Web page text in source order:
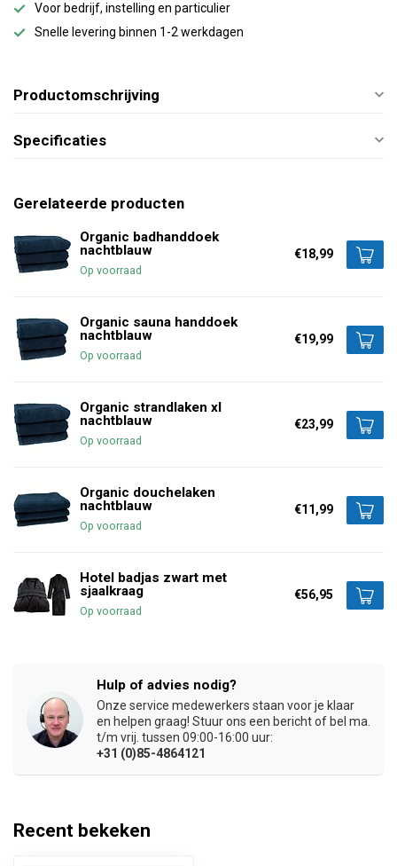
Voor bedrijf, instelling en particulier
Snelle levering binnen 1-2 werkdagen
Productomschrijving
Specificaties
Gerelateerde producten
Organic badhanddoek
nachtblauw
Op voorraad
€18,99
Organic sauna handdoek
nachtblauw
Op voorraad
€19,99
Organic strandlaken xl
nachtblauw
Op voorraad
€23,99
Organic douchelaken
nachtblauw
Op voorraad
€11,99
Hotel badjas zwart met
sjaalkraag
Op voorraad
€56,95
Hulp of advies nodig?
Onze service medewerkers staan voor je klaar
en helpen graag! Stuur ons een bericht of bel ma.
t/m vrij. tussen 09:00-16:00 uur:
+31 (0)85-4864121
Recent bekeken